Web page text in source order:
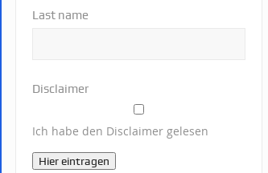
Last name
Disclaimer
Ich habe den Disclaimer gelesen
Hier eintragen